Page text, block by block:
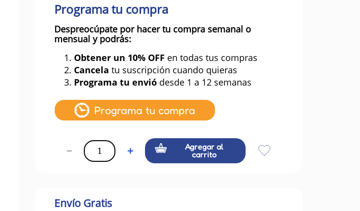
Programa tu compra
Despreocúpate por hacer tu compra semanal o
mensual y podrás:
1. Obtener un 10% OFF en todas tus compras
2. Cancela tu suscripción cuando quieras
3. Programa tu envió desde 1 a 12 semanas
Programa tu compra
＋
－
Agregar al
carrito
Envío Gratis